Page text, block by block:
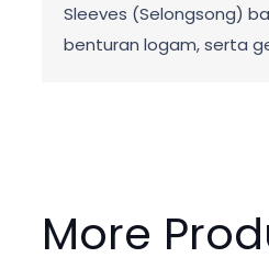
Sleeves (Selongsong)
benturan logam, serta
More